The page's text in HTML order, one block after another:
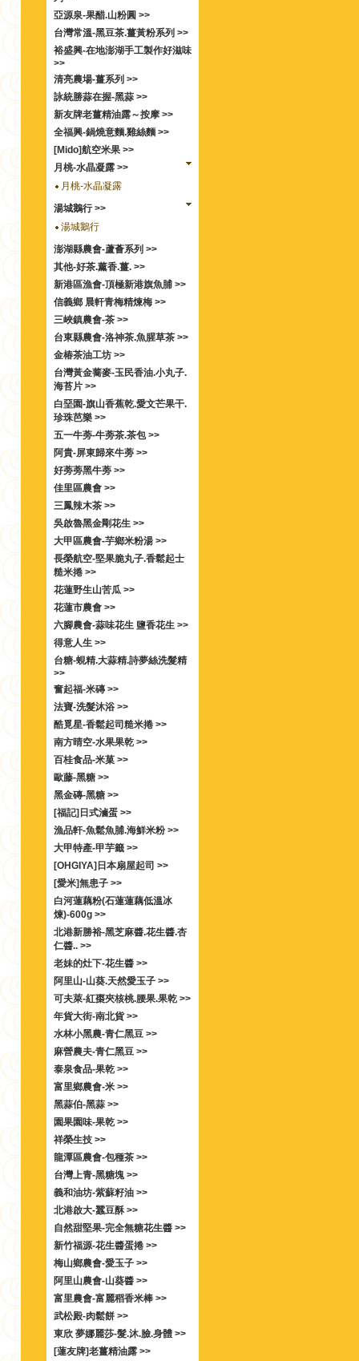
亞源泉-果醋.山粉圓 >>
台灣常溫-黑豆茶.薑黃粉系列 >>
裕盛興-在地澎湖手工製作好滋味
>>
清亮農場-薑系列 >>
詠統勝蒜在握-黑蒜 >>
新友牌老薑精油露～按摩 >>
全福興-鍋燒意麵.雞絲麵 >>
[Mido]航空米果 >>
月桃-水晶凝露 >>
月桃-水晶凝露
湯城鵝行 >>
湯城鵝行
澎湖縣農會-蘆薈系列 >>
其他-好茶.薰香.薑. >>
新港區漁會-頂極新港旗魚脯 >>
信義鄉 晨軒青梅精煉梅 >>
三峽鎮農會-茶 >>
台東縣農會-洛神茶.魚腥草茶 >>
金椿茶油工坊 >>
台灣黃金蕎麥-玉民香油.小丸子.
海苔片 >>
白堊園-旗山香蕉乾.愛文芒果干.
珍珠芭樂 >>
五一牛蒡-牛蒡茶.茶包 >>
阿貴-屏東歸來牛蒡 >>
好蒡蒡黑牛蒡 >>
佳里區農會 >>
三鳳辣木茶 >>
吳啟魯黑金剛花生 >>
大甲區農會-芋鄉米粉湯 >>
長榮航空-堅果脆丸子.香鬆起士
糙米捲 >>
花蓮野生山苦瓜 >>
花蓮市農會 >>
六腳農會-蒜味花生 鹽香花生 >>
得意人生 >>
台糖-蜆精.大蒜精.詩夢絲洗髮精
>>
奮起福-米磚 >>
法寶-洗髮沐浴 >>
酷覓星-香鬆起司糙米捲 >>
南方晴空-水果果乾 >>
百桂食品-米菓 >>
歐藤-黑糖 >>
黑金磚-黑糖 >>
[福記]日式滷蛋 >>
漁品軒-魚鬆魚脯.海鮮米粉 >>
大甲特產-甲芋籤 >>
[OHGIYA]日本扇屋起司 >>
[愛米]無患子 >>
白河蓮藕粉(石蓮蓮藕低溫冰
煉)-600g >>
北港新勝裕-黑芝麻醬.花生醬.杏
仁醬.. >>
老妹的灶下-花生醬 >>
阿里山-山葵.天然愛玉子 >>
可夫萊-紅棗夾核桃.腰果.果乾 >>
年貨大街-南北貨 >>
水林小黑農-青仁黑豆 >>
麻營農夫-青仁黑豆 >>
泰泉食品-果乾 >>
富里鄉農會-米 >>
黑蒜伯-黑蒜 >>
園果園味-果乾 >>
祥榮生技 >>
龍潭區農會-包種茶 >>
台灣上青-黑糖塊 >>
義和油坊-紫蘇籽油 >>
北港啟大-蠶豆酥 >>
自然甜堅果-完全無糖花生醬 >>
新竹福源-花生醬蛋捲 >>
梅山鄉農會-愛玉子 >>
阿里山農會-山葵醬 >>
富里農會-富麗稻香米棒 >>
武松殿-肉鬆餅 >>
東欣 夢娜麗莎-髮.沐.臉.身體 >>
[蓮友牌]老薑精油露 >>